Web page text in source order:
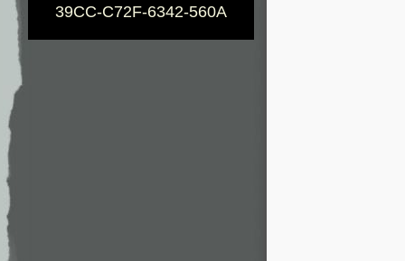
39CC-C72F-6342-560A